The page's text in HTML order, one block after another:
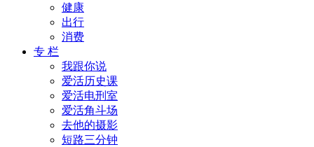
健康
出行
消费
专 栏
我跟你说
爱活历史课
爱活电刑室
爱活角斗场
去他的摄影
短路三分钟